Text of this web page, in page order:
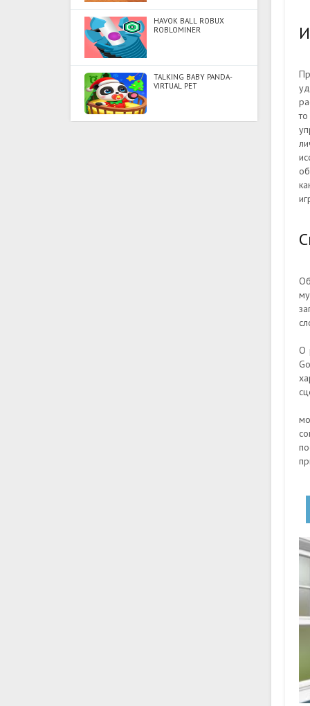
HAVOK BALL ROBUX
ROBLOMINER
TALKING BABY PANDA-
VIRTUAL PET
О